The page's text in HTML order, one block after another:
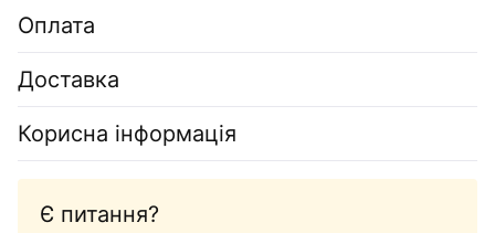
Оплата
Доставка
Корисна інформація
Є питання?